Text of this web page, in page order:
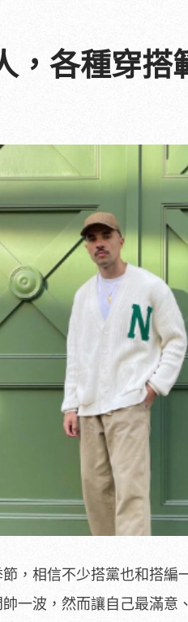
各種穿搭
，相信不少搭黨也和搭編
一波，然而讓自己最滿意